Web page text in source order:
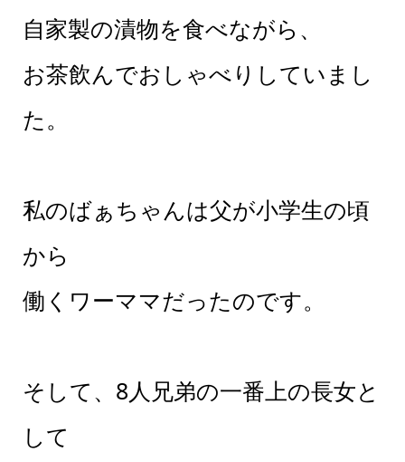
自家製の漬物を食べながら、
お茶飲んでおしゃべりしていまし
た。
私のばぁちゃんは父が小学生の頃
から
働くワーママだったのです。
そして、8人兄弟の一番上の長女と
して